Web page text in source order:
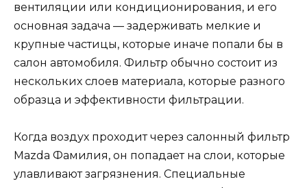
вентиляции или кондиционирования, и его
основная задача — задерживать мелкие и
крупные частицы, которые иначе попали бы в
салон автомобиля. Фильтр обычно состоит из
нескольких слоев материала, которые разного
образца и эффективности фильтрации.
Когда воздух проходит через салонный фильтр
Mazda Фамилия, он попадает на слои, которые
улавливают загрязнения. Специальные